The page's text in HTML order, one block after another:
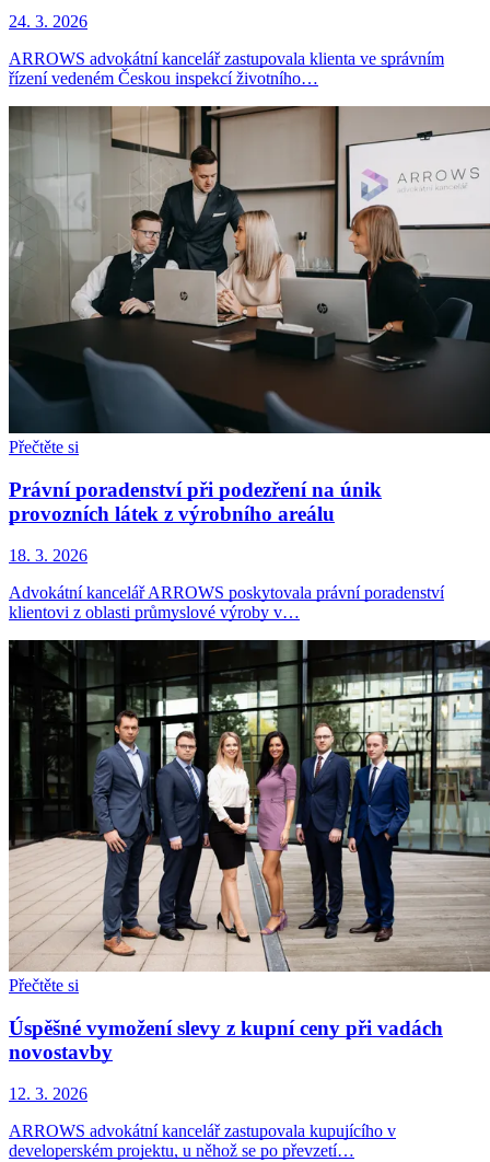
24. 3. 2026
ARROWS advokátní kancelář zastupovala klienta ve správním
řízení vedeném Českou inspekcí životního…
Přečtěte si
Právní poradenství při podezření na únik
provozních látek z výrobního areálu
18. 3. 2026
Advokátní kancelář ARROWS poskytovala právní poradenství
klientovi z oblasti průmyslové výroby v…
Přečtěte si
Úspěšné vymožení slevy z kupní ceny při vadách
novostavby
12. 3. 2026
ARROWS advokátní kancelář zastupovala kupujícího v
developerském projektu, u něhož se po převzetí…